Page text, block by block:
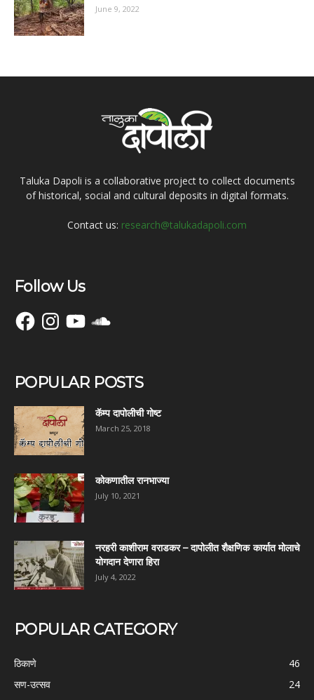
June 9, 2022
Taluka Dapoli is a collaborative project to collect documents
of historical, social and cultural deposits in digital formats.
Contact us: research@talukadapoli.com
Follow Us
FacebookInstagramYouTubeSoundCloud
POPULAR POSTS
कॅम्प दापोलीची गोष्ट
March 25, 2018
कोकणातील रानभाज्या
July 10, 2021
नरहरी काशीराम वराडकर – दापोलीत शैक्षणिक कार्यात मोलाचे
योगदान देणारा हिरा
July 4, 2022
POPULAR CATEGORY
ठिकाणे
46
सण-उत्सव
24